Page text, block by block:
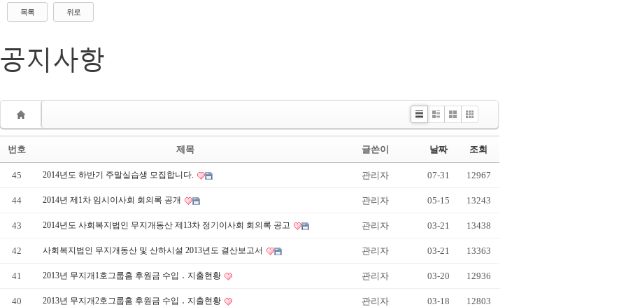
목록 위로
공지사항
List WebzineGalleryPicture
번호 제목 글쓴이 날짜 조회
45 2014년도 하반기 주말실습생 모집합니다. 관리자 07-31 12967
44 2014년 제1차 임시이사회 회의록 공개 관리자 05-15 13243
43 2014년도 사회복지법인 무지개동산 제13차 정기이사회 회의록 공고 관리자 03-21 13438
42 사회복지법인 무지개동산 및 산하시설 2013년도 결산보고서 관리자 03-21 13363
41 2013년 무지개1호그룹홈 후원금 수입 ․ 지출현황 관리자 03-20 12936
40 2013년 무지개2호그룹홈 후원금 수입 ․ 지출현황 관리자 03-18 12803